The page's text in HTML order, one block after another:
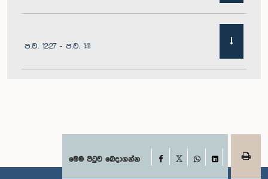
ප.ව. 12:27 - ප.ව. 1:11
ප.ව. 1:22 - ප.ව. 1:29මෙම පිටුව බෙදාගන්න Facebook
WhatsApp
LinkedIn